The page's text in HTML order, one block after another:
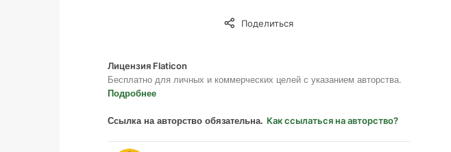
Поделиться
Лицензия Flaticon
Бесплатно для личных и коммерческих целей с указанием авторства.
Подробнее
Ссылка на авторство обязательна. Как ссылаться на авторство?